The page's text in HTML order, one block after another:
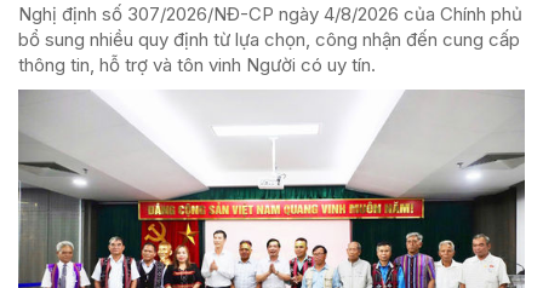
Nghị định số 307/2026/NĐ-CP ngày 4/8/2026 của Chính phủ
bổ sung nhiều quy định từ lựa chọn, công nhận đến cung cấp
thông tin, hỗ trợ và tôn vinh Người có uy tín.